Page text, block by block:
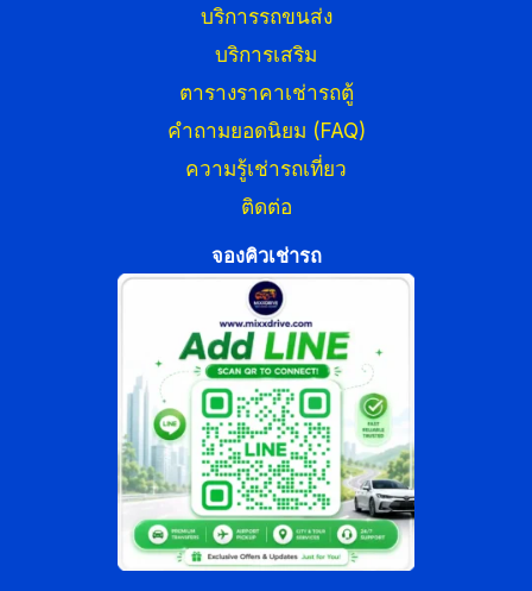
บริการรถขนส่ง
บริการเสริม
ตารางราคาเช่ารถตู้
คำถามยอดนิยม (FAQ)
ความรู้เช่ารถเที่ยว
ติดต่อ
จองคิวเช่ารถ